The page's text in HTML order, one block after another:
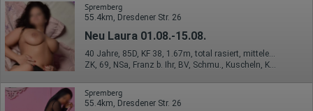
Spremberg
55.4km, Dresdener Str. 26
Neu Laura 01.08.-15.08.
40 Jahre, 85D, KF 38, 1.67m, total rasiert, mitteleuropäisch
Spremberg
55.4km, Dresdener Str. 26